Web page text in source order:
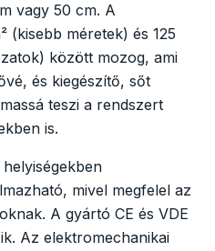
vagy 50 cm. A
(kisebb méretek) és 125
között mozog, ami
és kiegészítő, sőt
teszi a rendszert
is.
mivel megfelel az
A gyártó CE és VDE
Az elektromechanikai